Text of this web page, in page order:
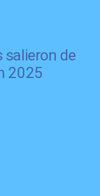
salieron de
2025